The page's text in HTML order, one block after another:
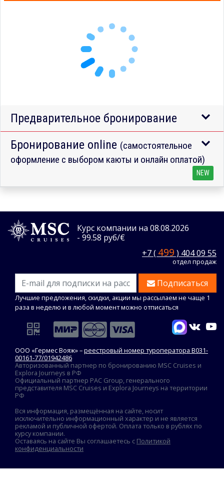
Предварительное бронирование
Бронирование online (самостоятельное
оформление с выбором каюты и онлайн оплатой)
NEW
Курс компании на 08.08.2026
- 99.58 руб/€
+7 ( 499 ) 404 09 55
отдел продаж
Подписаться
Лучшие предложения, скидки, акции мы рассылаем не чаще 1
раза в неделю и в любой момент можно отписаться
ООО «Гермес Вояж» –реестровый номер туроператора В031-
00161-77/01942486
Авторизованный партнер по бронированию MSC Cruises и
Explora Journeys в РФ
Официальный партнер PAC Group, генерального
представителя MSC Cruises и Explora Journeys на территории
РФ
Вся информация, размещённая на сайте, носит
исключительно информационный характер и не является
рекламой и публичной офертой. Оплата только в рублях по
курсу компании.
Оставаясь на сайте Вы соглашаетесь с Политикой
конфиденциальности